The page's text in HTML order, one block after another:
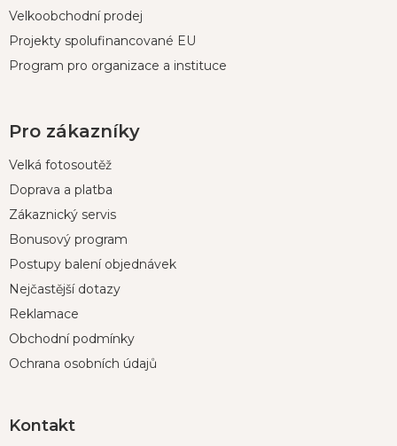
Velkoobchodní prodej
Projekty spolufinancované EU
Program pro organizace a instituce
Pro zákazníky
Velká fotosoutěž
Doprava a platba
Zákaznický servis
Bonusový program
Postupy balení objednávek
Nejčastější dotazy
Reklamace
Obchodní podmínky
Ochrana osobních údajů
Kontakt